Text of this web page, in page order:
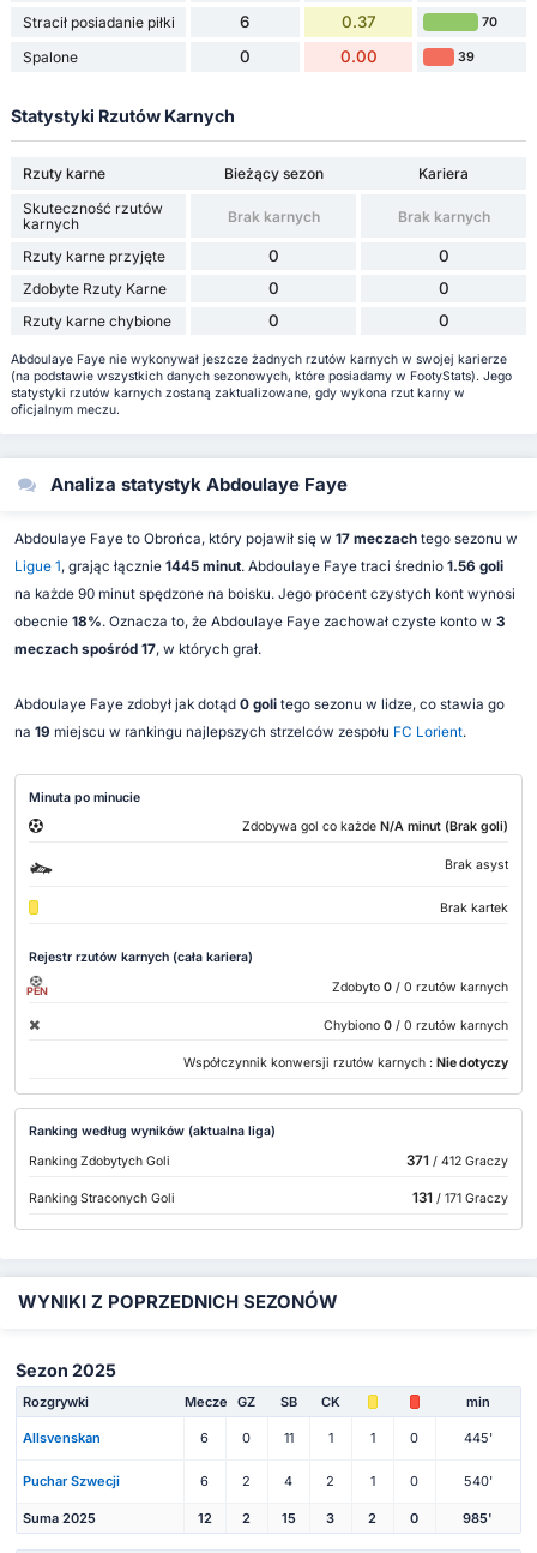
Stracił posiadanie piłki 6 0.37 70
Spalone 0 0.00 39
Statystyki Rzutów Karnych
Rzuty karne Bieżący sezon
Kariera
Skuteczność rzutów
karnych
Brak karnych Brak karnych
Rzuty karne przyjęte 0 0
Zdobyte Rzuty Karne 0 0
Rzuty karne chybione 0 0
Abdoulaye Faye nie wykonywał jeszcze żadnych rzutów karnych w swojej karierze
(na podstawie wszystkich danych sezonowych, które posiadamy w FootyStats). Jego
statystyki rzutów karnych zostaną zaktualizowane, gdy wykona rzut karny w
oficjalnym meczu.
Analiza statystyk Abdoulaye Faye
Abdoulaye Faye to Obrońca, który pojawił się w 17 meczachtego sezonu w
Ligue 1, grając łącznie 1445 minut. Abdoulaye Faye traci średnio 1.56 goli
na każde 90 minut spędzone na boisku. Jego procent czystych kont wynosi
obecnie 18%. Oznacza to, że Abdoulaye Faye zachował czyste konto w 3
meczach spośród 17, w których grał.
Abdoulaye Faye zdobył jak dotąd 0 golitego sezonu w lidze, co stawia go
na 19 miejscu w rankingu najlepszych strzelców zespołu FC Lorient.
Minuta po minucie
Zdobywa gol co każde N/A minut (Brak goli)
Brak asyst
Brak kartek
Rejestr rzutów karnych (cała kariera)
PEN Zdobyto 0 / 0 rzutów karnych
Chybiono 0 / 0 rzutów karnych
Współczynnik konwersji rzutów karnych : Nie dotyczy
Ranking według wyników (aktualna liga)
Ranking Zdobytych Goli
371 / 412 Graczy
Ranking Straconych Goli 131 / 171 Graczy
WYNIKI Z POPRZEDNICH SEZONÓW
Sezon 2025
Rozgrywki Mecze GZ SB CK min
Allsvenskan 6 0 11 1 1 0 445'
Puchar Szwecji 6 2 4 2 1 0 540'
Suma 2025 12 2 15 3 2 0 985'